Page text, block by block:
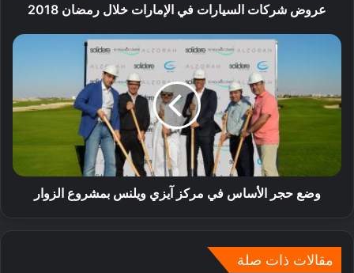
عروض شركات السيارات في الإمارات خلال رمضان 2018
وضع حجر الأساس في مركز آيزي ويلنس بمشروع الزوار
مقالات ذات صلة